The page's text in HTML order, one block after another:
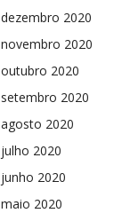
dezembro 2020
novembro 2020
outubro 2020
setembro 2020
agosto 2020
julho 2020
junho 2020
maio 2020